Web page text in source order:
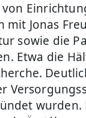
mit Jonas
sowie die
Etwa die